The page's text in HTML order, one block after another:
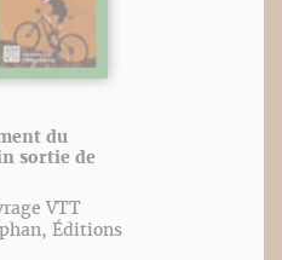
du
sortie de
VTT
Éditions